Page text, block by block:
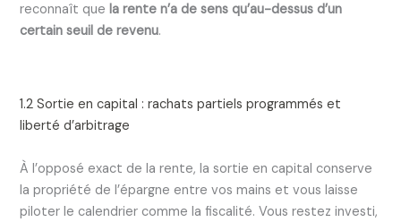
reconnaît quela rente n’a de sens qu’au-dessus d’un
certain seuil de revenu.
1.2 Sortie en capital : rachats partiels programmés et
liberté d’arbitrage
À l’opposé exact de la rente, la sortie en capital conserve
la propriété de l’épargne entre vos mains et vous laisse
piloter le calendrier comme la fiscalité. Vous restez investi,